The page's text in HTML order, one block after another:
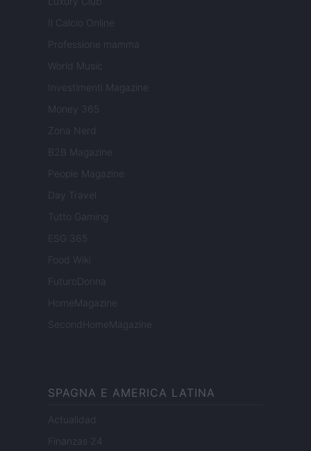
Il Calcio Online
Professione mamma
World Music
Investimenti Magazine
Money 365
Zona Nerd
B2B Magazine
People Magazine
Day Travel
Tutto Gaming
ESG 365
Food Wiki
FuturoDonna
HomeMagazine
SecondHomeMagazine
SPAGNA E AMERICA LATINA
Actualidad
Finanzas 24